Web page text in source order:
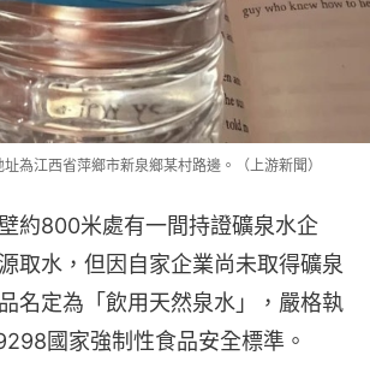
為江西省萍鄉市新泉鄉某村路邊。（上游新聞）
約800米處有一間持證礦泉水企
取水，但因自家企業尚未取得礦泉
名定為「飲用天然泉水」，嚴格執
國家強制性食品安全標準。